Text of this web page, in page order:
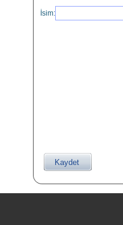
İsim: